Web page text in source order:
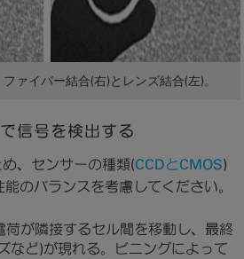
ァイバー結合(右)とレンズ結合(左)。
信号を検出する
、センサーの種類(CCDとCMOS)
のバランスを考慮してください。
荷が隣接するセル間を移動し、最終
など)が現れる。ビニングによって